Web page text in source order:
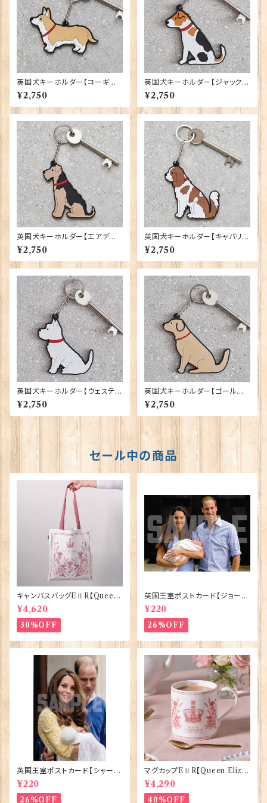
英国犬キーホルダー【コーギー】
Sweet William 90409-W
ELSH CORGI
¥2,750
英国犬キーホルダー【ジャック・
ラッセル・テリア】 Sweet Willi
am 90409-JACK RUSSELL
TERRIER
¥2,750
英国犬キーホルダー【エアデー
ルテリア／ウェルシュテリア】 S
weet William 90409-AIRE
DALE TERRIER/WELSH T
¥2,750
英国犬キーホルダー【キャバリ
ア】 Sweet William 90409-
CAVALIER
¥2,750
英国犬キーホルダー【ウェステ
ィ】 Sweet William 90409-
WESTIE
¥2,750
英国犬キーホルダー【ゴールデ
ン・レトリバー】 Sweet Willia
m 90409-GOLDEN RETRI
EVER
¥2,750
セール中の商品
キャンバスバッグEⅡR【Queen
ElizabethⅡ Commemorativ
e】Victoria Eggs 90332
¥4,620
30%OFF
英国王室ポストカード【ジョージ
王子ご誕生】Pageantry Post
card 90183-JEF100
¥220
26%OFF
英国王室ポストカード【シャーロ
ット王女2】Pageantry Postca
rd 90183-JEF202
¥220
26%OFF
マグカップEⅡR【Queen Eliza
bethⅡ Commemorative】Vi
ctoria Eggs 50126
¥4,290
40%OFF